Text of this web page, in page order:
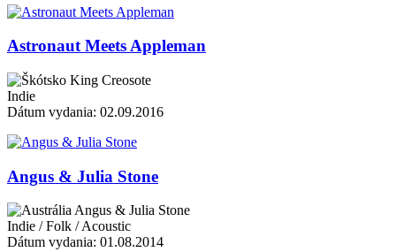
Astronaut Meets Appleman
King Creosote
Indie
Dátum vydania: 02.09.2016
Angus & Julia Stone
Angus & Julia Stone
Indie / Folk / Acoustic
Dátum vydania: 01.08.2014